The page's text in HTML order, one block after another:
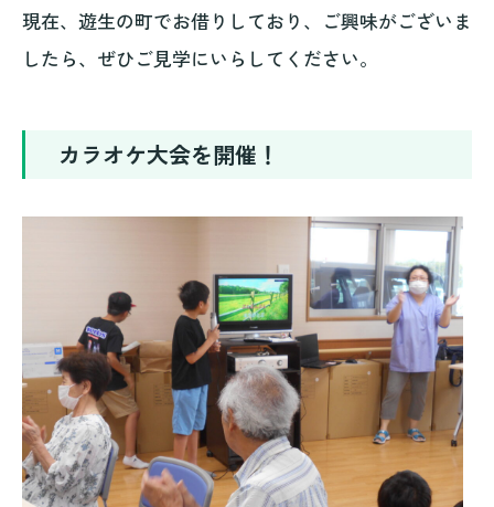
現在、遊生の町でお借りしており、ご興味がございま
したら、ぜひご見学にいらしてください。
カラオケ大会を開催！